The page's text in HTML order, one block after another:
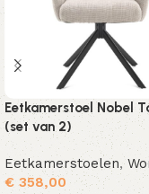
Eetkamerstoel Nobel
(set van 2)
Eetkamerstoelen,
€ 358,00